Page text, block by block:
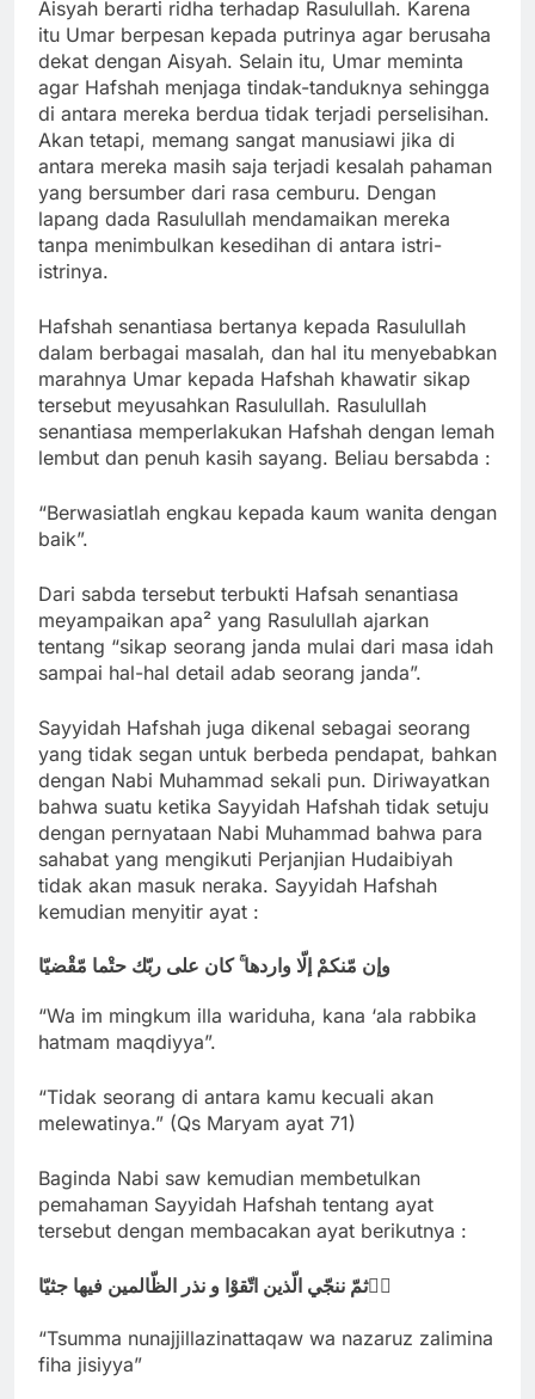
Aisyah berarti ridha terhadap Rasulullah. Karena
itu Umar berpesan kepada putrinya agar berusaha
dekat dengan Aisyah. Selain itu, Umar meminta
agar Hafshah menjaga tindak-tanduknya sehingga
di antara mereka berdua tidak terjadi perselisihan.
Akan tetapi, memang sangat manusiawi jika di
antara mereka masih saja terjadi kesalah pahaman
yang bersumber dari rasa cemburu. Dengan
lapang dada Rasulullah mendamaikan mereka
tanpa menimbulkan kesedihan di antara istri-
istrinya.
Hafshah senantiasa bertanya kepada Rasulullah
dalam berbagai masalah, dan hal itu menyebabkan
marahnya Umar kepada Hafshah khawatir sikap
tersebut meyusahkan Rasulullah. Rasulullah
senantiasa memperlakukan Hafshah dengan lemah
lembut dan penuh kasih sayang. Beliau bersabda :
“Berwasiatlah engkau kepada kaum wanita dengan
baik”.
Dari sabda tersebut terbukti Hafsah senantiasa
meyampaikan apa² yang Rasulullah ajarkan
tentang “sikap seorang janda mulai dari masa idah
sampai hal-hal detail adab seorang janda”.
Sayyidah Hafshah juga dikenal sebagai seorang
yang tidak segan untuk berbeda pendapat, bahkan
dengan Nabi Muhammad sekali pun. Diriwayatkan
bahwa suatu ketika Sayyidah Hafshah tidak setuju
dengan pernyataan Nabi Muhammad bahwa para
sahabat yang mengikuti Perjanjian Hudaibiyah
tidak akan masuk neraka. Sayyidah Hafshah
kemudian menyitir ayat :
وإن مّنكمْ إلّا واردها ۚ كان على ربّك حتْما مّقْضيّا
“Wa im mingkum illa wariduha, kana ‘ala rabbika
hatmam maqdiyya”.
“Tidak seorang di antara kamu kecuali akan
melewatinya.” (Qs Maryam ayat 71)
Baginda Nabi saw kemudian membetulkan
pemahaman Sayyidah Hafshah tentang ayat
tersebut dengan membacakan ayat berikutnya :
ثمّ ننجّي الّذين اتّقوْا و نذر الظّالمين فيها جثيّا ََ
“Tsumma nunajjillazinattaqaw wa nazaruz zalimina
fiha jisiyya”